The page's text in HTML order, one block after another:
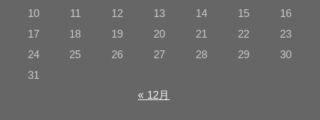
10
11 12 13 14 15
16
17
18 19 20 21 22
23
24
25 26 27 28 29
30
31
« 12月